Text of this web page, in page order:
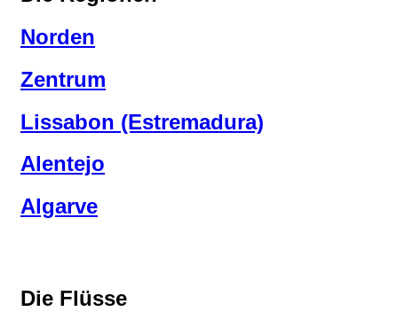
Norden
Zentrum
Lissabon (Estremadura)
Alentejo
Algarve
Die Flüsse